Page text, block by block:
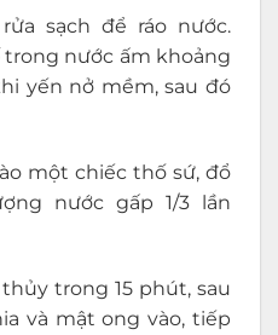
sạch để ráo nước.
trong nước ấm khoảng
yến nở mềm, sau đó
một chiếc thố sứ, đổ
nước gấp 1/3 lần
trong 15 phút, sau
và mật ong vào, tiếp